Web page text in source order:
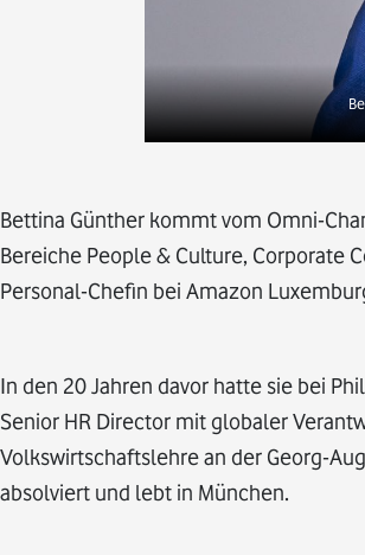
Bettina Günther kommt vom Omni-
Bereiche People & Culture, Corporate
Personal-Chefin bei Amazon
In den 20 Jahren davor hatte sie bei
Senior HR Director mit globaler
Volkswirtschaftslehre an der Georg-
absolviert und lebt in München.